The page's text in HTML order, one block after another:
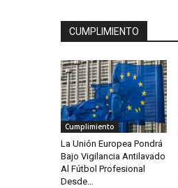
CUMPLIMIENTO
Cumplimiento
La Unión Europea Pondrá
Bajo Vigilancia Antilavado
Al Fútbol Profesional
Desde...